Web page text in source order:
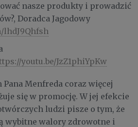
nasze produkty i prowadzić
Doradca Jagodowy
lhdJ9Qhfsh
youtu.be/JzZ1phiYpKw
Pana Menfreda coraz więcej
się w promocję. W jej efekcie
ludzi pisze o tym, że
wybitne walory zdrowotne i